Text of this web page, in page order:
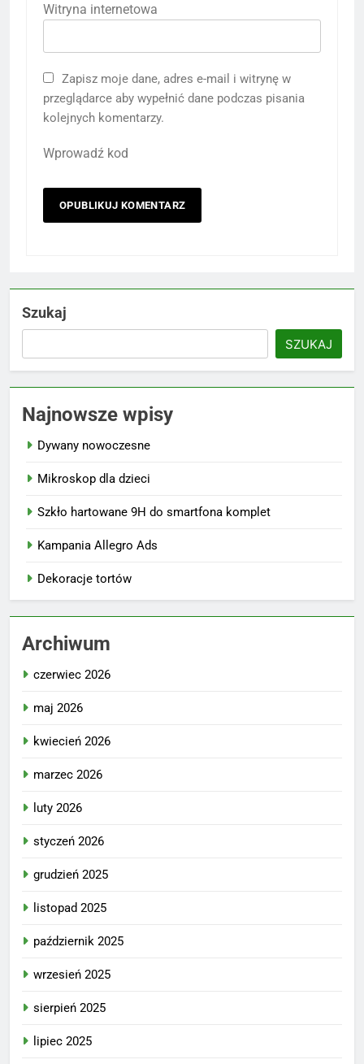
Witryna internetowa
Zapisz moje dane, adres e-mail i witrynę w
przeglądarce aby wypełnić dane podczas pisania
kolejnych komentarzy.
Wprowadź kod
Szukaj
SZUKAJ
Najnowsze wpisy
Dywany nowoczesne
Mikroskop dla dzieci
Szkło hartowane 9H do smartfona komplet
Kampania Allegro Ads
Dekoracje tortów
Archiwum
czerwiec 2026
maj 2026
kwiecień 2026
marzec 2026
luty 2026
styczeń 2026
grudzień 2025
listopad 2025
październik 2025
wrzesień 2025
sierpień 2025
lipiec 2025